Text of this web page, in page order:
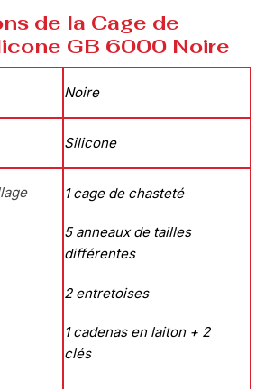
de la Cage de
GB 6000 Noire
Noire
Silicone
1 cage de chasteté
5 anneaux de tailles
différentes
2 entretoises
1 cadenas en laiton + 2
clés